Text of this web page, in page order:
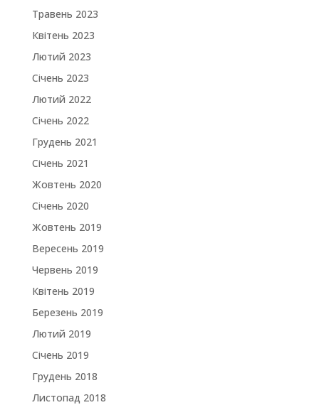
Травень 2023
Квітень 2023
Лютий 2023
Січень 2023
Лютий 2022
Січень 2022
Грудень 2021
Січень 2021
Жовтень 2020
Січень 2020
Жовтень 2019
Вересень 2019
Червень 2019
Квітень 2019
Березень 2019
Лютий 2019
Січень 2019
Грудень 2018
Листопад 2018